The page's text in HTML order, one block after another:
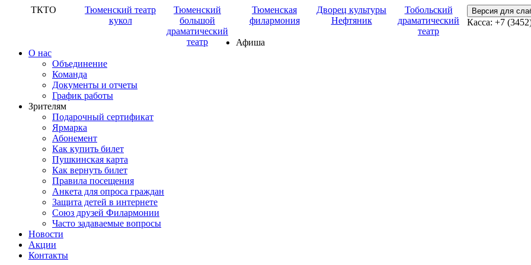
ТКТО
Тюменский театр
кукол
Тюменский
большой
драматический
театр
Тюменская
филармония
Дворец культуры
Нефтяник
Тобольский
драматический
театр
Версия для
Касса: +7
Афиша
О нас
Объединение
Команда
Документы и отчеты
График работы
Зрителям
Подарочный сертификат
Ярмарка
Абонемент
Как купить билет
Пушкинская карта
Как вернуть билет
Правила посещения
Анкета для опроса граждан
Защита детей в интернете
Союз друзей Филармонии
Часто задаваемые вопросы
Новости
Акции
Контакты